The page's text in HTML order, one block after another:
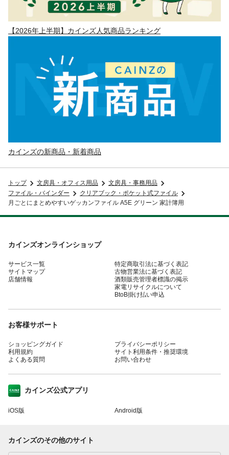
【2026年上半期】カインズ人気商品ランキング
カインズの新商品・新着商品
トップ 文房具・オフィス用品
文房具・事務用品
ファイル・バインダー
クリアブック・ポケット式ファイル
月ごとにまとめやすいゲッカンファイル A5E グリーン 家計簿用
カインズオンラインショップ
サービス一覧
サイトマップ
店舗情報
特定商取引法に基づく表記
古物営業法に基づく表記
酒類販売管理者標識の掲示
家電リサイクルについて
BtoB掛け払い申込
お客様サポート
ショッピングガイド
利用規約
よくある質問
プライバシーポリシー
サイト利用条件・推奨環境
お問い合わせ
カインズ公式アプリ
iOS版 Android版
カインズのその他のサイト